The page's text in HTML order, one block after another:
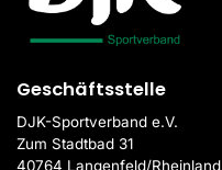
Geschäftsstelle
DJK-Sportverband e.V.
Zum Stadtbad 31
40764 Langenfeld/Rheinland